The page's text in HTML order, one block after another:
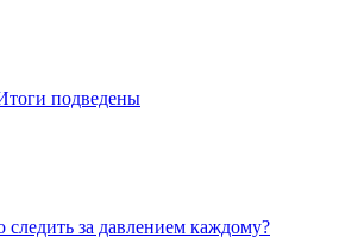
подведены
за давлением каждому?